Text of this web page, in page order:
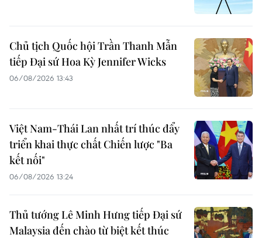
Chủ tịch Quốc hội Trần Thanh Mẫn
tiếp Đại sứ Hoa Kỳ Jennifer Wicks
06/08/2026 13:43
Việt Nam-Thái Lan nhất trí thúc đẩy
triển khai thực chất Chiến lược "Ba
kết nối"
06/08/2026 13:24
Thủ tướng Lê Minh Hưng tiếp Đại sứ
Malaysia đến chào từ biệt kết thúc